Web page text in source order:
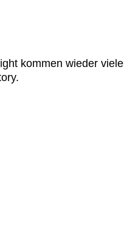
kommen wieder viele